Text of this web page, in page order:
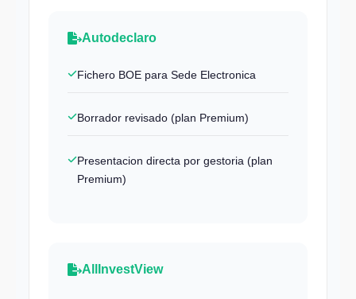
Autodeclaro
Fichero BOE para Sede Electronica
Borrador revisado (plan Premium)
Presentacion directa por gestoria (plan
Premium)
AllInvestView